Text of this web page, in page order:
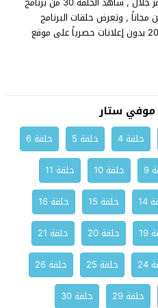
, وتعرض حلقات البرنامج
المصري الجديد رامز موفي ستار 2022 بدون إعلانات حصرياً على موقع
موفي ستار
حلقة 4 حلقة 5
حلقة 6
حلقة 10
حلقة 11
14 حلقة 15
حلقة 16
حلقة 20
حلقة 21
24 حلقة 25
حلقة 26
حلقة 29 حلقة 30